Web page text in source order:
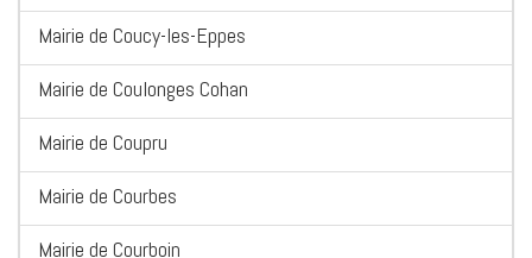
Mairie de Coucy-les-Eppes
Mairie de Coulonges Cohan
Mairie de Coupru
Mairie de Courbes
Mairie de Courboin